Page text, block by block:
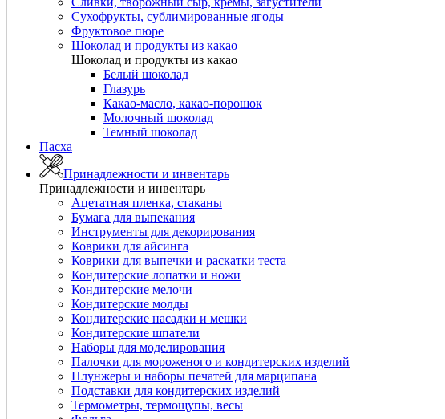
Сухофрукты, сублимированные ягоды
Фруктовое пюре
Шоколад и продукты из какао
Шоколад и продукты из какао
Белый шоколад
Глазурь
Какао-масло, какао-порошок
Молочный шоколад
Темный шоколад
Пасха
Принадлежности и инвентарь
Принадлежности и инвентарь
Ацетатная пленка, стаканы
Бумага для выпекания
Инструменты для декорирования
Коврики для айсинга
Коврики для выпечки и раскатки теста
Кондитерские лопатки и ножи
Кондитерские мелочи
Кондитерские молды
Кондитерские насадки и мешки
Кондитерские шпатели
Наборы для моделирования
Палочки для мороженого и кондитерских изделий
Плунжеры и наборы печатей для марципана
Подставки для кондитерских изделий
Термометры, термощупы, весы